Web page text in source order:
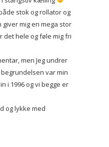
stok og rollator og
mig en mega stor
hele og føle mig fri
men Jeg undrer
var min
i 1996 og vi begge er
og lykke med